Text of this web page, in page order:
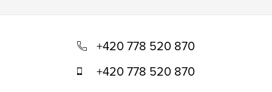
+420 778 520 870
+420 778 520 870